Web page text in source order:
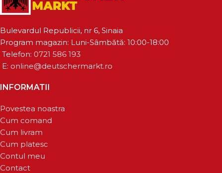
Bulevardul Republicii, nr 6, Sinaia
Program magazin: Luni-Sâmbătă: 10:00-18:00
Telefon: 0721 586 193
E: online@deutschermarkt.ro
INFORMATII
Povestea noastra
Cum comand
Cum livram
Cum platesc
Contul meu
Contact